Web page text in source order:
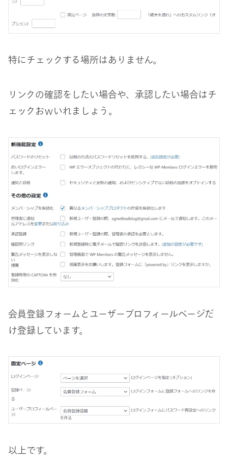
特にチェックする場所はありません。
リンクの確認をしたい場合や、承認したい場合はチ
ェックおｗいれましょう。
会員登録フォームとユーザープロフィールページだ
け登録しています。
以上です。